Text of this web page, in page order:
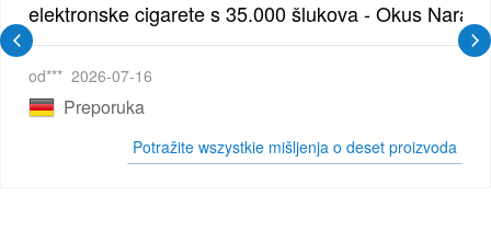
| Elegantna Voćna Kombinacija
elektronske cigarete s 35.000 šlukova - Okus
od*** 2026-07-16
Preporuka
Potražite wszystkie mišljenja o deset proizvoda